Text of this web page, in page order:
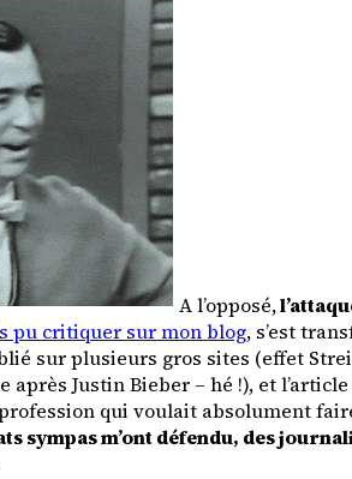
A l’opposé,
pu critiquer sur mon blog, s’est
sur plusieurs gros sites (effet
après Justin Bieber – hé !), et
qui voulait absolument
sympas m’ont défendu, des